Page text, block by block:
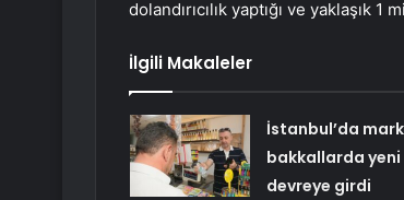
dolandırıcılık yaptığı ve yaklaşık
İlgili Makaleler
İstanbul’da
bakkallarda
devreye girdi